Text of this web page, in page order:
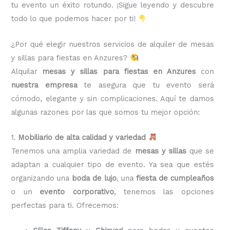
tu evento un éxito rotundo. ¡Sigue leyendo y descubre
todo lo que podemos hacer por ti!
¿Por qué elegir nuestros servicios de alquiler de mesas
y sillas para fiestas en Anzures?
Alquilar mesas y sillas para fiestas en Anzurescon
nuestra empresate asegura que tu evento será
cómodo, elegante y sin complicaciones. Aquí te damos
algunas razones por las que somos tu mejor opción:
1. Mobiliario de alta calidad y variedad
Tenemos una amplia variedad de mesas y sillasque se
adaptan a cualquier tipo de evento. Ya sea que estés
organizando una boda de lujo, una fiesta de cumpleaños
o un evento corporativo, tenemos las opciones
perfectas para ti. Ofrecemos: